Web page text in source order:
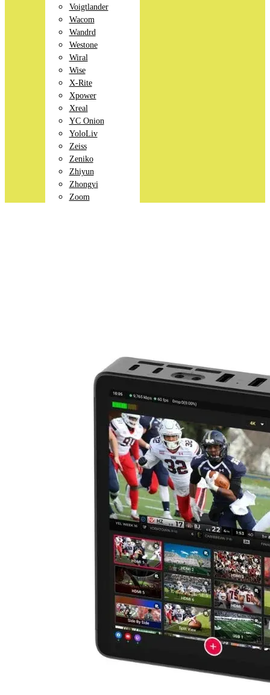
Voigtlander
Wacom
Wandrd
Westone
Wiral
Wise
X-Rite
Xpower
Xreal
YC Onion
YoloLiv
Zeiss
Zeniko
Zhiyun
Zhongyi
Zoom